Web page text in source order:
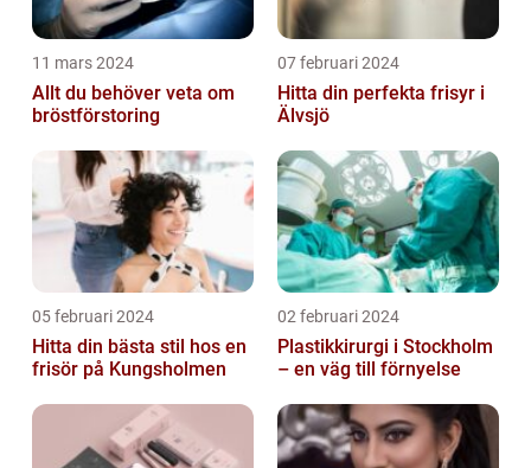
11 mars 2024
Allt du behöver veta om
bröstförstoring
07 februari 2024
Hitta din perfekta frisyr i
Älvsjö
05 februari 2024
Hitta din bästa stil hos en
frisör på Kungsholmen
02 februari 2024
Plastikkirurgi i Stockholm
– en väg till förnyelse